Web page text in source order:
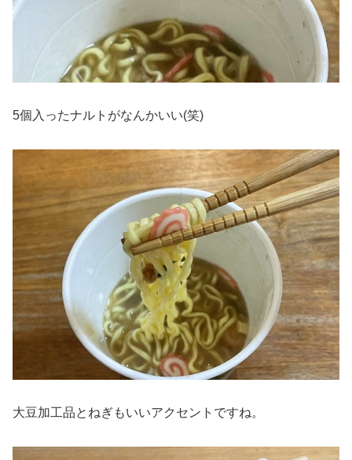
5個入ったナルトがなんかいい(笑)
大豆加工品とねぎもいいアクセントですね。